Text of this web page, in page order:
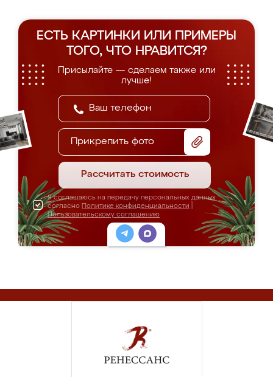
ЕСТЬ КАРТИНКИ ИЛИ ПРИМЕРЫ
ТОГО, ЧТО НРАВИТСЯ?
Присылайте — сделаем также или
лучше!
Прикрепить фото
Рассчитать стоимость
Я соглашаюсь на передачу персональных данных
согласно Политике конфиденциальности
Пользовательскому соглашению